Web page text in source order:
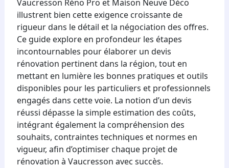
Vaucresson Réno Pro et Maison Neuve Déco
illustrent bien cette exigence croissante de
rigueur dans le détail et la négociation des offres.
Ce guide explore en profondeur les étapes
incontournables pour élaborer un devis
rénovation pertinent dans la région, tout en
mettant en lumière les bonnes pratiques et outils
disponibles pour les particuliers et professionnels
engagés dans cette voie. La notion d’un devis
réussi dépasse la simple estimation des coûts,
intégrant également la compréhension des
souhaits, contraintes techniques et normes en
vigueur, afin d’optimiser chaque projet de
rénovation à Vaucresson avec succès.